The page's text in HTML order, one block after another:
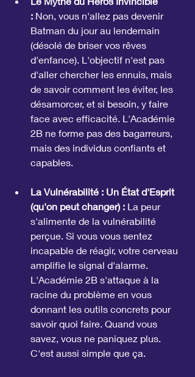
: Non, vous n'allez pas devenir
Batman du jour au lendemain
(désolé de briser vos rêves
d'enfance). L'objectif n'est pas
d'aller chercher les ennuis, mais
de savoir comment les éviter, les
désamorcer, et si besoin, y faire
face avec efficacité. L'Académie
2B ne forme pas des bagarreurs,
mais des individus confiants et
capables.
La Vulnérabilité : Un État d'Esprit
(qu'on peut changer) : La peur
s'alimente de la vulnérabilité
perçue. Si vous vous sentez
incapable de réagir, votre cerveau
amplifie le signal d'alarme.
L'Académie 2B s'attaque à la
racine du problème en vous
donnant les outils concrets pour
savoir quoi faire. Quand vous
savez, vous ne paniquez plus.
C'est aussi simple que ça.